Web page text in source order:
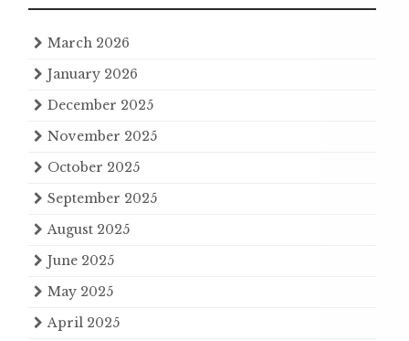
March 2026
January 2026
December 2025
November 2025
October 2025
September 2025
August 2025
June 2025
May 2025
April 2025